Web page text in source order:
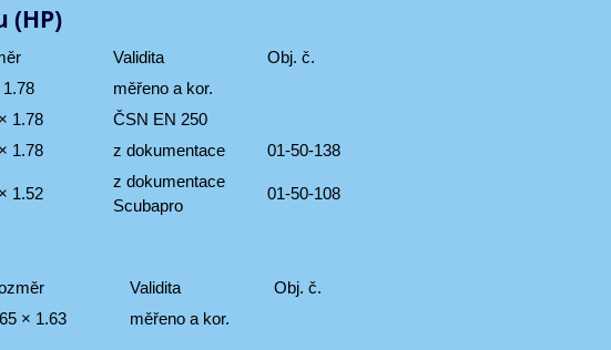
(HP)
Validita
Obj. č.
měřeno a kor.
1.78
ČSN EN 250
1.78 z dokumentace 01-50-138
1.52
z dokumentace
Scubapro
01-50-108
Validita
Obj. č.
× 1.63
měřeno a kor.